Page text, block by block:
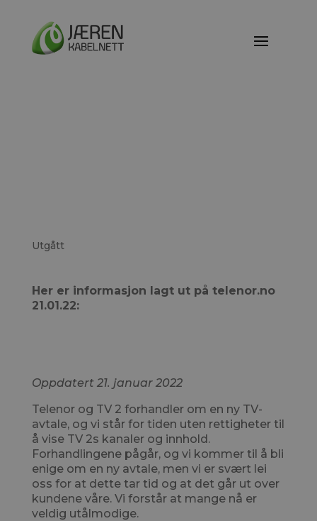
Utgått
Her er informasjon lagt ut på telenor.no
21.01.22:
Oppdatert 21. januar 2022
Telenor og TV 2 forhandler om en ny TV-
avtale, og vi står for tiden uten rettigheter til
å vise TV 2s kanaler og innhold.
Forhandlingene pågår, og vi kommer til å bli
enige om en ny avtale, men vi er svært lei
oss for at dette tar tid og at det går ut over
kundene våre. Vi forstår at mange nå er
veldig utålmodige.